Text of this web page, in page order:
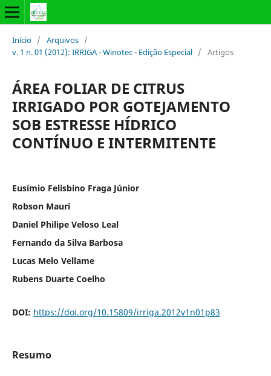
Início / Arquivos /
v. 1 n. 01 (2012): IRRIGA - Winotec - Edição Especial / Artigos
ÁREA FOLIAR DE CITRUS
IRRIGADO POR GOTEJAMENTO
SOB ESTRESSE HÍDRICO
CONTÍNUO E INTERMITENTE
Eusímio Felisbino Fraga Júnior
Robson Mauri
Daniel Philipe Veloso Leal
Fernando da Silva Barbosa
Lucas Melo Vellame
Rubens Duarte Coelho
DOI: https://doi.org/10.15809/irriga.2012v1n01p83
Resumo